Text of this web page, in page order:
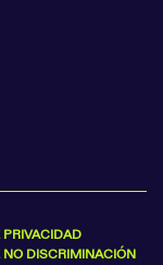
PRIVACIDAD
NO DISCRIMINACIÓN